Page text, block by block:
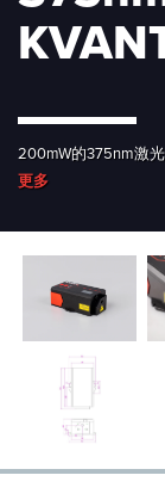
200mW的375nm激
更多